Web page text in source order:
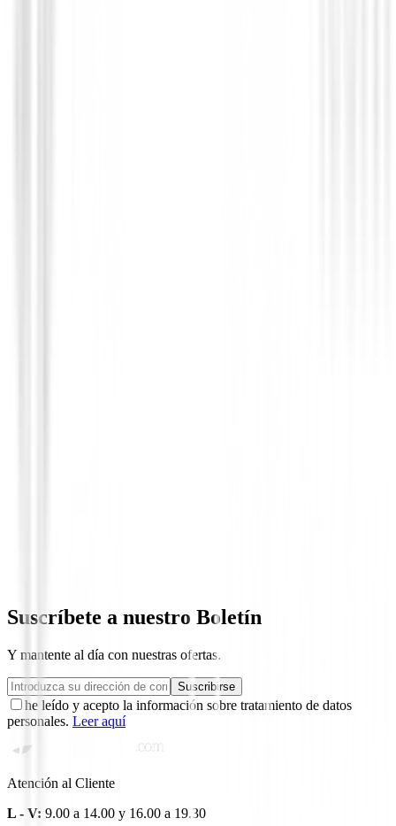
Suscríbete a nuestro Boletín
Y mantente al día con nuestras ofertas.
Suscribirse
he leído y acepto la información sobre tratamiento de datos
personales. Leer aquí
Atención al Cliente
L - V: 9.00 a 14.00 y 16.00 a 19.30